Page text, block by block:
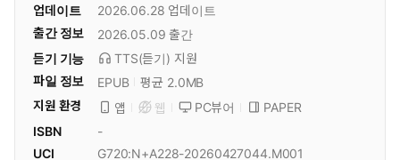
업데이트 2026.06.28 업데이트
출간 정보
2026.05.09 출간
듣기 기능
TTS(듣기) 지원
파일 정보
EPUB
평균 2.0MB
지원 환경
앱 웹 PC뷰어
PAPER
ISBN
-
UCI
G720:N+A228-20260427044.M001